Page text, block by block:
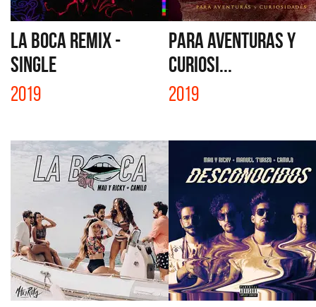
LA BOCA REMIX -
SINGLE
2019
PARA AVENTURAS Y
CURIOSI...
2019